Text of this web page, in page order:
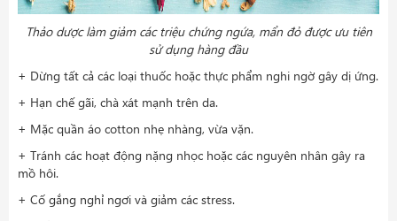
Thảo dược làm giảm các triệu chứng ngứa, mẩn đỏ được ưu tiên
sử dụng hàng đầu
+ Dừng tất cả các loại thuốc hoặc thực phẩm nghi ngờ gây dị ứng.
+ Hạn chế gãi, chà xát mạnh trên da.
+ Mặc quần áo cotton nhẹ nhàng, vừa vặn.
+ Tránh các hoạt động nặng nhọc hoặc các nguyên nhân gây ra
mồ hôi.
+ Cố gắng nghỉ ngơi và giảm các stress.